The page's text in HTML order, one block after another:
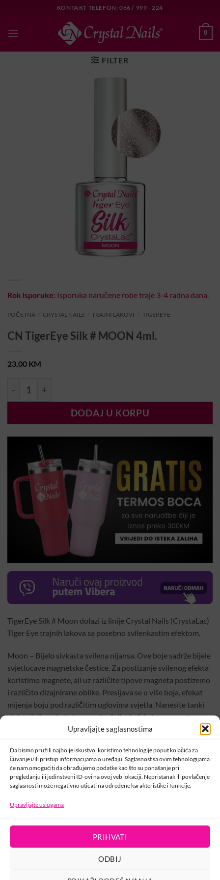
Upravljajte saglasnostima
Da bismo pružili najbolje iskustvo, koristimo tehnologije poput kolačića za
čuvanje i/ili pristup informacijama o uređaju. Saglasnost sa ovim tehnologijama
će nam omogućiti da obrađujemo podatke kao što su ponašanje pri
pregledanju ili jedinstveni ID-ovi na ovoj veb lokaciji. Nepristanak ili povlačenje
saglasnosti može negativno uticati na određene karakteristike i funkcije.
Upravljajte uslugama
PRIHVATI
ODBIJ
content
KONTAKT TELEFON: 066 / 999 - 224
0
FILTER
Rok isporuke: Isporuka naručene robe traje 3-4 radna dana.
POČETNA CRYSTAL NAILS TRAJNI LAKOVI TIGEREYE
CN TigerEye Silk # MOON 4ml.
23,00 KM
CN TigerEye Silk # MOON 4ml. količina
DODAJ U KORPU
TigerEye Silk # Moon dolazi iz linije Crystal Nails (CrystaLac)
Tiger Eye trajnih lakova sa posebno svilenkastim efektom.
Moon – Bijelo sivkasta svilena nijansa. Ove boje sadrže bijele
svjetlucave magnetske čestice. Za postizanje svilenog efekta
koristimo magnete, ali uz različite tipove magneta postizemo
i različito dizajnirane oblike. Presijava se u više boja, efekat
mijenja boju pod različitim uglovima svjetla. Nanesite tanki
sloj na željenu boju i napravite željeni efekat sa magnetom,
nakon toga osušite u lampi i zatvorite sa završnim sjajem.
Šifra:000570
Kategorije:Crystal Nails,TigerEye,Trajni lakovi
USLOVI KORIŠTENJA
POLITIKA PRIVATNOSTI
PRAVILA O KOLAČIĆIMA